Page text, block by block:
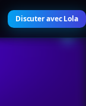
Discuter avec Lola